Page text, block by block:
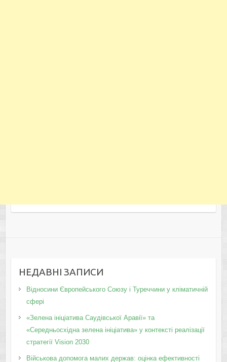
НЕДАВНІ ЗАПИСИ
Відносини Європейського Союзу і Туреччини у кліматичній
сфері
«Зелена ініціатива Саудівської Аравії» та
«Середньосхідна зелена ініціатива» у контексті реалізації
стратегії Vision 2030
Військова допомога малих держав: оцінка ефективності